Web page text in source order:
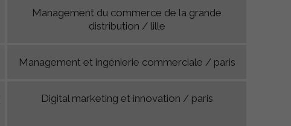
Management du commerce de la grande
distribution / lille
Management et ingénierie commerciale / paris
Digital marketing et innovation / paris